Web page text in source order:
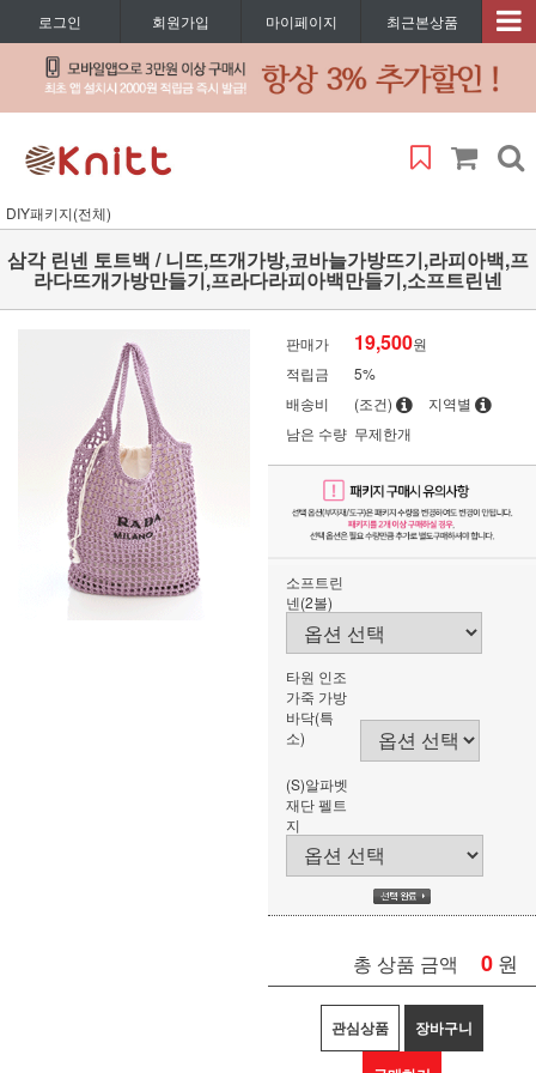
로그인 회원가입 마이페이지 최근본상품
DIY패키지(전체)
삼각 린넨 토트백 / 니뜨,뜨개가방,코바늘가방뜨기,라피아백,프
라다뜨개가방만들기,프라다라피아백만들기,소프트린넨
판매가 19,500원
적립금
5%
배송비
(조건)
지역별
남은 수량 무제한개
소프트린
넨(2볼)
타원 인조
가죽 가방
바닥(특
소)
(S)알파벳
재단 펠트
지
총 상품 금액 0 원
관심상품 장바구니